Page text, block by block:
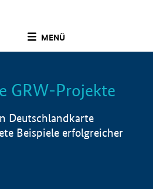
MENÜ
Info
GRW-Projekte
Deutschlandkarte
Beispiele erfolgreicher